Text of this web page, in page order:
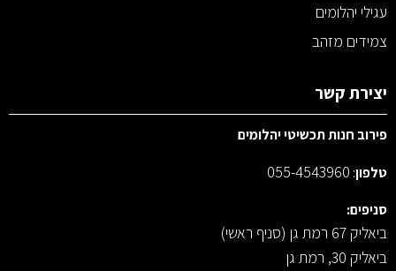
עגילי יהלומים
צמידים מזהב
יצירת קשר
פירוב חנות תכשיטי יהלומים
טלפון:
055-4543960
סניפים:
ביאליק 67 רמת גן (סניף ראשי)
ביאליק 30, רמת גן